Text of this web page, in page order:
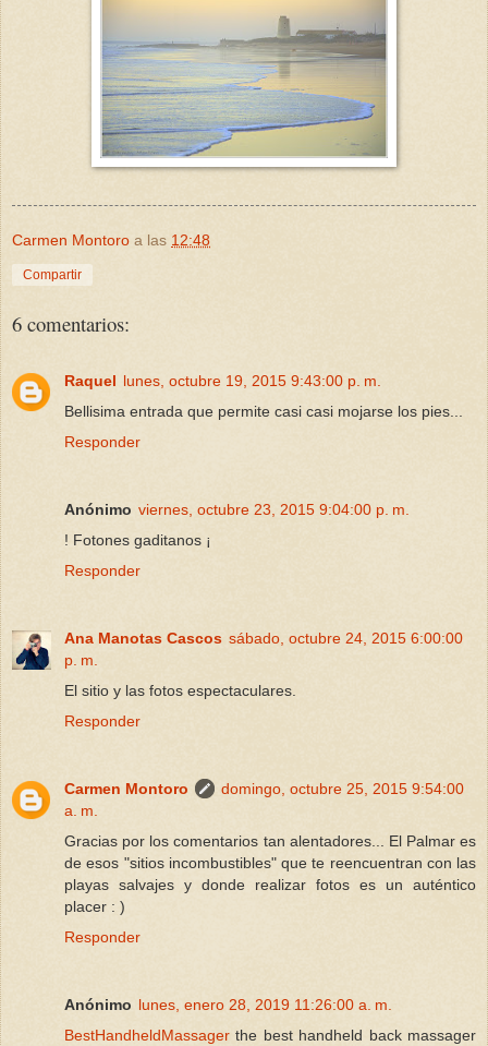
Carmen Montoro a las 12:48
Compartir
6 comentarios:
Raquel lunes, octubre 19, 2015 9:43:00 p. m.
Bellisima entrada que permite casi casi mojarse los pies...
Responder
Anónimo viernes, octubre 23, 2015 9:04:00 p. m.
! Fotones gaditanos ¡
Responder
Ana Manotas Cascos sábado, octubre 24, 2015 6:00:00
p. m.
El sitio y las fotos espectaculares.
Responder
Carmen Montoro
domingo, octubre 25, 2015 9:54:00
a. m.
Gracias por los comentarios tan alentadores... El Palmar es
de esos "sitios incombustibles" que te reencuentran con las
playas salvajes y donde realizar fotos es un auténtico
placer : )
Responder
Anónimo lunes, enero 28, 2019 11:26:00 a. m.
BestHandheldMassager the best handheld back massager